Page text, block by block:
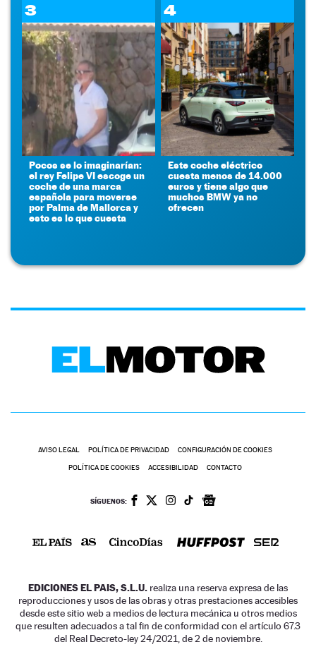
3
Pocos se lo imaginarían:
el rey Felipe VI escoge un
coche de una marca
española para moverse
por Palma de Mallorca y
esto es lo que cuesta
4
Este coche eléctrico
cuesta menos de 14.000
euros y tiene algo que
muchos BMW ya no
ofrecen
AVISO LEGAL POLÍTICA DE PRIVACIDAD CONFIGURACIÓN DE COOKIES
POLÍTICA DE COOKIES ACCESIBILIDAD CONTACTO
SÍGUENOS:
EDICIONES EL PAIS, S.L.U. realiza una reserva expresa de las
reproducciones y usos de las obras y otras prestaciones accesibles
desde este sitio web a medios de lectura mecánica u otros medios
que resulten adecuados a tal fin de conformidad con el artículo 67.3
del Real Decreto-ley 24/2021, de 2 de noviembre.